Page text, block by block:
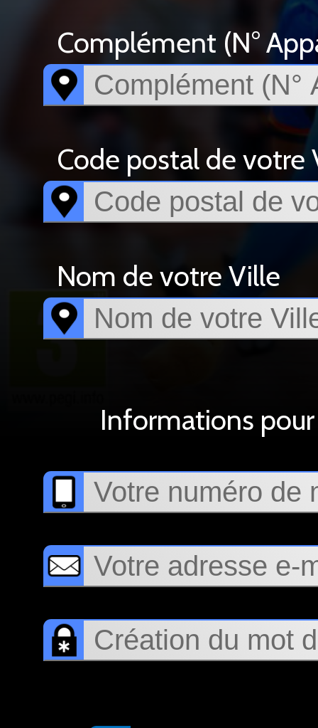
Complément (N°
Code postal de votre
Nom de votre Ville
Informations